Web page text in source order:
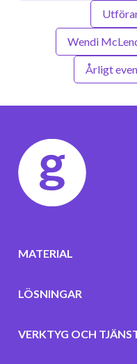
Wendi
Årligt
MATERIAL
LÖSNINGAR
VERKTYG OCH